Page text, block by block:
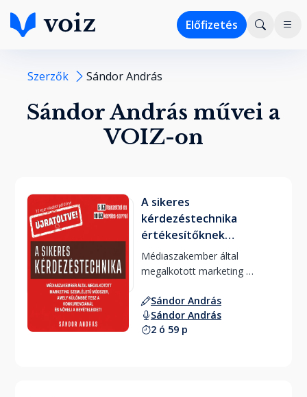
Előfizetés
Szerzők Sándor András
Sándor András művei a
VOIZ-on
A sikeres
kérdezéstechnika
értékesítőknek
ÚJRATÖLTVE
Médiaszakember által
megalkotott marketing
különbbé tesz a konkurenciánál
Sándor András
Sándor András
2 ó 59 p